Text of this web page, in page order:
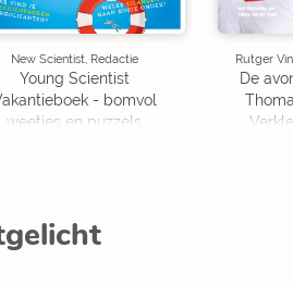
New Scientist, Redactie
Young Scientist
- bomvol
weetjes en puzzels
Rutger
De